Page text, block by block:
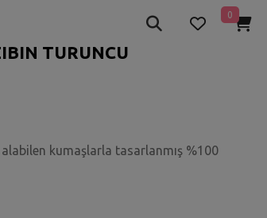
0
TURUNCU
kumaşlarla tasarlanmış %100